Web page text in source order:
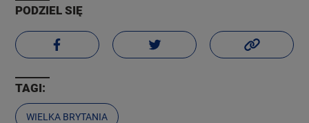
PODZIEL SIĘ
TAGI:
WIELKA BRYTANIA